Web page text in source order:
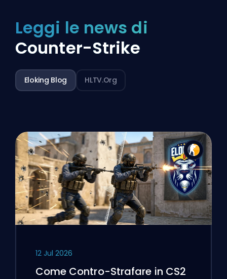
Leggi le news di
Counter-Strike
Eloking Blog HLTV.org
12 Jul 2026
Come Contro-Strafare in CS2